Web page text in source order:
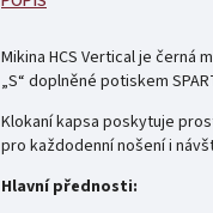
Mikina HCS Vertical je černá
„S“ doplněné potiskem
Klokaní kapsa poskytuje
pro každodenní nošení i
Hlavní přednosti: